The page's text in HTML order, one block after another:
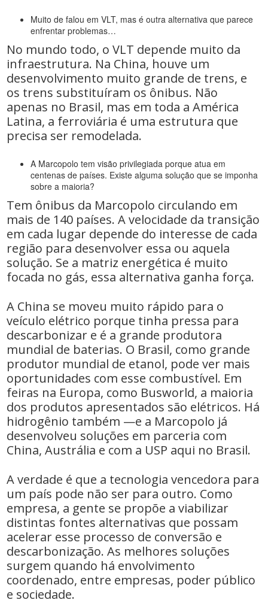
Muito de falou em VLT, mas é outra alternativa que parece
enfrentar problemas…
No mundo todo, o VLT depende muito da
infraestrutura. Na China, houve um
desenvolvimento muito grande de trens, e
os trens substituíram os ônibus. Não
apenas no Brasil, mas em toda a América
Latina, a ferroviária é uma estrutura que
precisa ser remodelada.
A Marcopolo tem visão privilegiada porque atua em
centenas de países. Existe alguma solução que se imponha
sobre a maioria?
Tem ônibus da Marcopolo circulando em
mais de 140 países. A velocidade da transição
em cada lugar depende do interesse de cada
região para desenvolver essa ou aquela
solução. Se a matriz energética é muito
focada no gás, essa alternativa ganha força.
A China se moveu muito rápido para o
veículo elétrico porque tinha pressa para
descarbonizar e é a grande produtora
mundial de baterias. O Brasil, como grande
produtor mundial de etanol, pode ver mais
oportunidades com esse combustível. Em
feiras na Europa, como Busworld, a maioria
dos produtos apresentados são elétricos. Há
hidrogênio também —e a Marcopolo já
desenvolveu soluções em parceria com
China, Austrália e com a USP aqui no Brasil.
A verdade é que a tecnologia vencedora para
um país pode não ser para outro. Como
empresa, a gente se propõe a viabilizar
distintas fontes alternativas que possam
acelerar esse processo de conversão e
descarbonização. As melhores soluções
surgem quando há envolvimento
coordenado, entre empresas, poder público
e sociedade.